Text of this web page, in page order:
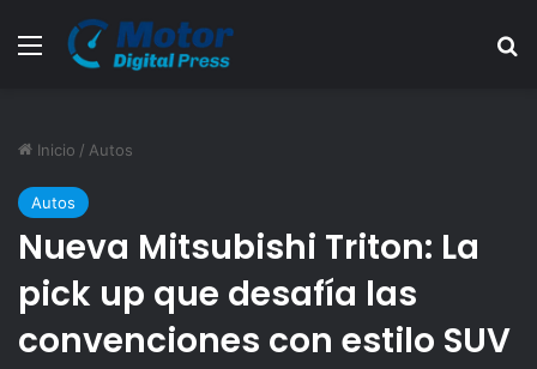
Menú
Inicio / Autos
Autos
Nueva Mitsubishi Triton: La
pick up que desafía las
convenciones con estilo SUV